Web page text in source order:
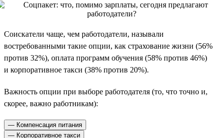
Соискатели чаще, чем работодатели, называли
востребованными такие опции, как страхование жизни (56%
против 32%), оплата программ обучения (58% против 46%)
и корпоративное такси (38% против 20%).
Важность опции при выборе работодателя (то, что точно и,
скорее, важно работникам):
— Компенсация питания
— Корпоративное такси